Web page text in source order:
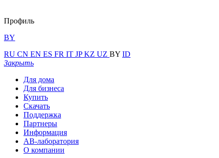
Профиль
BY
RU CN EN ES FR IT JPKZ UZ BY ID
Закрыть
Для дома
Для бизнеса
Купить
Скачать
Поддержка
Партнеры
Информация
АВ-лаборатория
О компании